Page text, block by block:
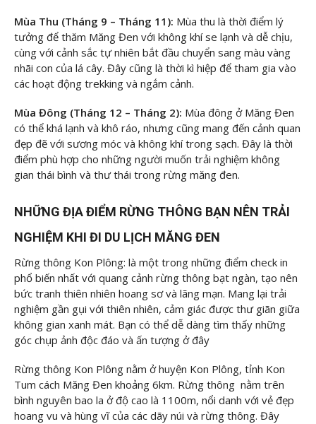
Mùa Thu (Tháng 9 – Tháng 11): Mùa thu là thời điểm lý
tưởng để thăm Măng Đen với không khí se lạnh và dễ chịu,
cùng với cảnh sắc tự nhiên bắt đầu chuyển sang màu vàng
nhãi con của lá cây. Đây cũng là thời kì hiệp để tham gia vào
các hoạt động trekking và ngắm cảnh.
Mùa Đông (Tháng 12 – Tháng 2): Mùa đông ở Măng Đen
có thể khá lạnh và khô ráo, nhưng cũng mang đến cảnh quan
đẹp đẽ với sương móc và không khí trong sạch. Đây là thời
điểm phù hợp cho những người muốn trải nghiệm không
gian thái bình và thư thái trong rừng măng đen.
NHỮNG ĐỊA ĐIỂM RỪNG THÔNG BẠN NÊN TRẢI
NGHIỆM KHI ĐI DU LỊCH MĂNG ĐEN
Rừng thông Kon Plông: là một trong những điểm check in
phổ biến nhất với quang cảnh rừng thông bạt ngàn, tạo nên
bức tranh thiên nhiên hoang sơ và lãng mạn. Mang lại trải
nghiệm gần gụi với thiên nhiên, cảm giác được thư giãn giữa
không gian xanh mát. Bạn có thể dễ dàng tìm thấy những
góc chụp ảnh độc đáo và ấn tượng ở đây
Rừng thông Kon Plông nằm ở huyện Kon Plông, tỉnh Kon
Tum cách Măng Đen khoảng 6km. Rừng thông nằm trên
bình nguyên bao la ở độ cao là 1100m, nổi danh với vẻ đẹp
hoang vu và hùng vĩ của các dãy núi và rừng thông. Đây